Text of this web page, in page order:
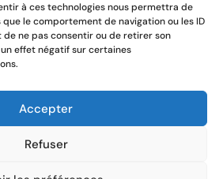
à ces technologies nous permettra de
le comportement de navigation ou les ID
de ne pas consentir ou de retirer son
effet négatif sur certaines
Accepter
Refuser